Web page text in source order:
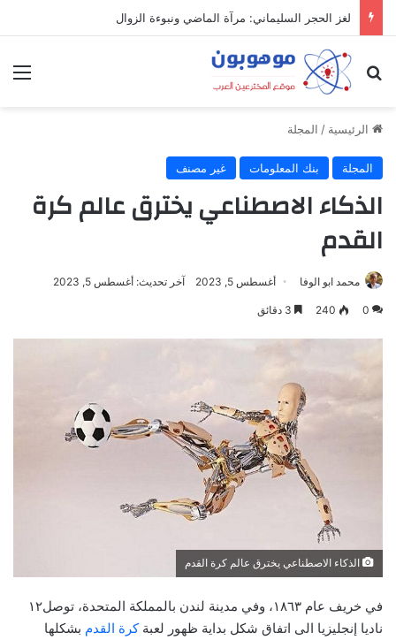
لغز الحجر السليماني: مرآة الماضي ونبوءة الزوال
بحث عن
الرئيسية / المجلة
المجلة بنك المعلومات غير مصنف
الذكاء الاصطناعي يخترق عالم كرة
القدم
محمد ابو الوفا أغسطس 5, 2023 آخر تحديث: أغسطس 5, 2023
0
240
الذكاء الاصطناعي يخترق عالم كرة القدم
في خريف عام ١٨٦٣، وفي مدينة لندن بالمملكة المتحدة، توصل١٢
ناديا إنجليزيا الى اتفاق شكل بداية ظهور لعبةكرة القدم بشكلها